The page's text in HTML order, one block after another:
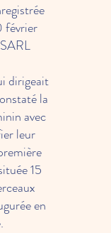
février
dirigeait
la
avec
leur
15
en